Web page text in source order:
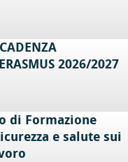
2026/2027
di Formazione
e salute sui